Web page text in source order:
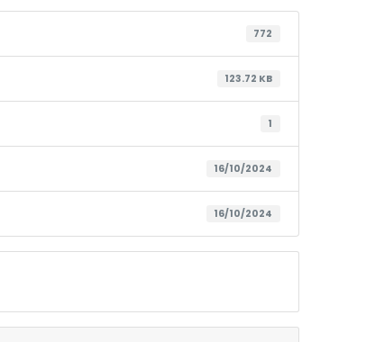
772
123.72 KB
1
16/10/2024
16/10/2024